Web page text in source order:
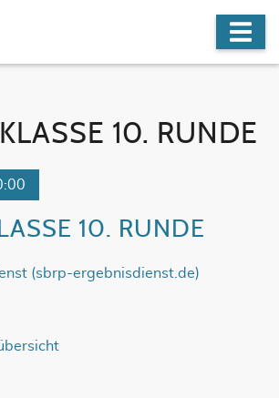
10. RUNDE
10. RUNDE
(sbrp-ergebnisdienst.de)